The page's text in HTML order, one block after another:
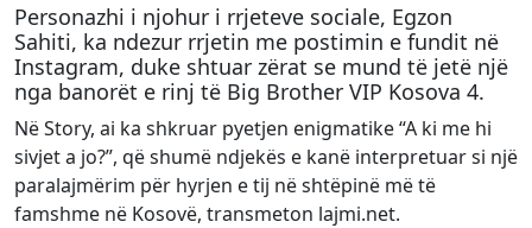
Personazhi i njohur i rrjeteve sociale, Egzon
Sahiti, ka ndezur rrjetin me postimin e fundit në
Instagram, duke shtuar zërat se mund të jetë një
nga banorët e rinj të Big Brother VIP Kosova 4.
Në Story, ai ka shkruar pyetjen enigmatike “A ki me hi
sivjet a jo?”, që shumë ndjekës e kanë interpretuar si një
paralajmërim për hyrjen e tij në shtëpinë më të
famshme në Kosovë, transmeton lajmi.net.